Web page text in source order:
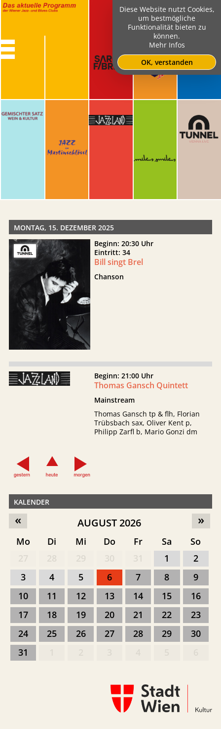
MONTAG, 15. DEZEMBER 2025
Beginn: 20:30 Uhr
Eintritt: 34
Bill singt Brel
Chanson
Beginn: 21:00 Uhr
Thomas Gansch Quintett
Mainstream
Thomas Gansch tp & flh, Florian
Trübsbach sax, Oliver Kent p,
Philipp Zarfl b, Mario Gonzi dm
KALENDER
»
« AUGUST 2026
Mo Di Mi Do Fr Sa
So
1
2
3
4 5 6 7 8
9
10
11 12 13 14 15
16
17
18 19 20 21 22
23
24
25 26 27 28 29
30
31
Diese Website nutzt Cookies,
um bestmögliche
Funktionalität bieten zu
können.
Mehr Infos
OK, verstanden